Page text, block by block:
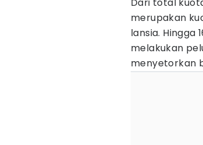
merupakan
lansia. Hingga
melakukan
menyetorkan